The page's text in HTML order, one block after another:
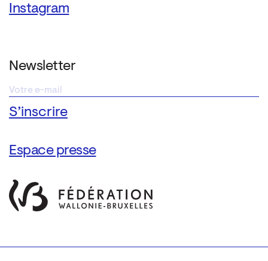
Instagram
Newsletter
Espace presse